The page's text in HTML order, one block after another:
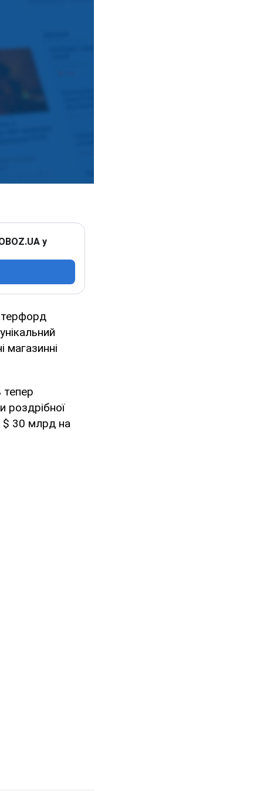
у
магазинні
роздрібної
$ 30 млрд на